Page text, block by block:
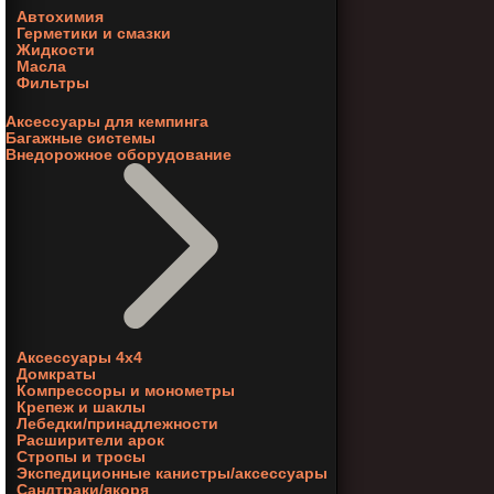
Автохимия
Герметики и смазки
Жидкости
Масла
Фильтры
Аксессуары для кемпинга
Багажные системы
Внедорожное оборудование
Аксессуары 4х4
Домкраты
Компрессоры и монометры
Крепеж и шаклы
Лебедки/принадлежности
Расширители арок
Стропы и тросы
Экспедиционные канистры/аксессуары
Сандтраки/якоря